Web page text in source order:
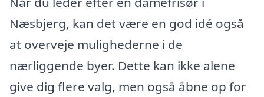
Næsbjerg, kan det være en god idé også
at overveje mulighederne i de
nærliggende byer. Dette kan ikke alene
give dig flere valg, men også åbne op for